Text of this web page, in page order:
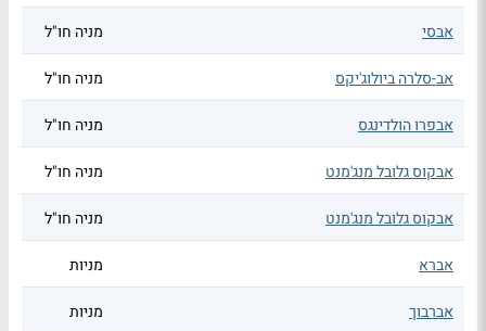
אבסי
מניה חו"ל
אב-סלרה ביולוג'יקס מניה חו"ל
אבפרו הולדינגס מניה חו"ל
אבקוס גלובל מנג'מנט מניה חו"ל
אבקוס גלובל מנג'מנט מניה חו"ל
אברא מניות
אברבוך מניות